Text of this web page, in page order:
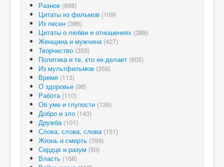
Разное (898)
Цитаты из фильмов (109)
Из песен (386)
Цитаты о любви и отношениях (388)
Женщина и мужчина (427)
Творчество (359)
Политика и те, кто ее делает (805)
Из мультфильмов (359)
Время (113)
О здоровье (98)
Работа (110)
Об уме и глупости (136)
Добро и зло (143)
Дружба (101)
Слова, слова, слова (151)
Жизнь и смерть (399)
Сердце и разум (50)
Власть (168)